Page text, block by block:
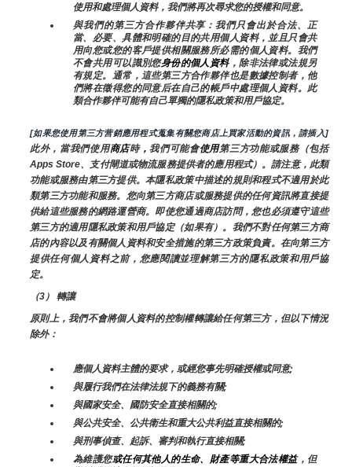
使用和處理個人資料，我們將再次尋求您的授權和同意。
與我們的第三方合作夥伴共享：我們只會出於合法、正
當、必要、具體和明確的目的共用個人資料，並且只會共
用向您或您的客戶提供相關服務所必需的個人資料。我們
不會共用可以識別您身份的個人資料，除非法律或法規另
有規定。通常，這些第三方合作夥伴也是數據控制者，他
們將在徵得您的同意后在自己的帳戶中處理個人資料。此
類合作夥伴可能有自己單獨的隱私政策和用戶協定。
[如果您使用第三方营銷應用程式蒐集有關您商店上買家活動的資訊，請插入]
此外，當我們使用商店時，我們可能會使用第三方功能或服務（包括
Apps Store、支付閘道或物流服務提供者的應用程式）。請注意，此類
功能或服務由第三方提供。本隱私政策中描述的規則和程式不適用於此
類第三方功能和服務。您向第三方商店或服務提供的任何資訊將直接提
供給這些服務的網路運營商。即使您通過商店訪問，您也必須遵守這些
第三方的適用隱私政策和用戶協定（如果有）。我們不對任何第三方商
店的內容以及有關個人資料和安全措施的第三方政策負責。在向第三方
提供任何個人資料之前，您應閱讀並理解第三方的隱私政策和用戶協
定。
（3） 轉讓
原則上，我們不會將個人資料的控制權轉讓給任何第三方，但以下情況
除外：
應個人資料主體的要求，或經您事先明確授權或同意;
與履行我們在法律法規下的義務有關;
與國家安全、國防安全直接相關的;
與公共安全、公共衛生和重大公共利益直接相關的;
與刑事偵查、起訴、審判和執行直接相關;
為維護您或任何其他人的生命、財產等重大合法權益，但